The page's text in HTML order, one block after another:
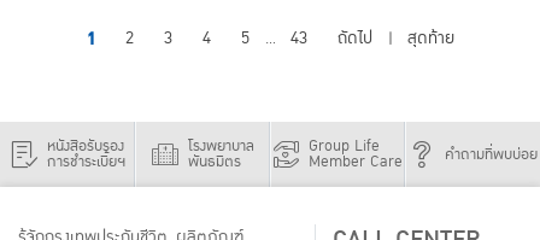
1 2 3 4 5 ... 43 ถัดไป | สุดท้าย
หนังสือรับรอง
การชำระเบี้ยฯ
โรงพยาบาล
พันธมิตร
Group Life
Member Care คำถามที่พบบ่อย